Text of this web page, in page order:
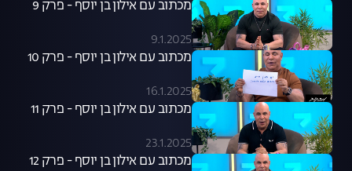
מכתוב עם אילון בן יוסף - פרק 9
9.1.2025
מכתוב עם אילון בן יוסף - פרק 10
16.1.2025
מכתוב עם אילון בן יוסף - פרק 11
23.1.2025
מכתוב עם אילון בן יוסף - פרק 12